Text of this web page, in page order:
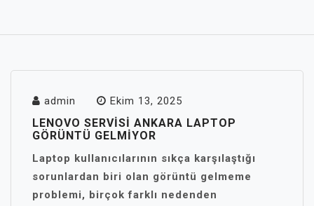
admin Ekim 13, 2025
LENOVO SERVISI ANKARA LAPTOP
GÖRÜNTÜ GELMIYOR
Laptop kullanıcılarının sıkça karşılaştığı
sorunlardan biri olan görüntü gelmeme
problemi, birçok farklı nedenden